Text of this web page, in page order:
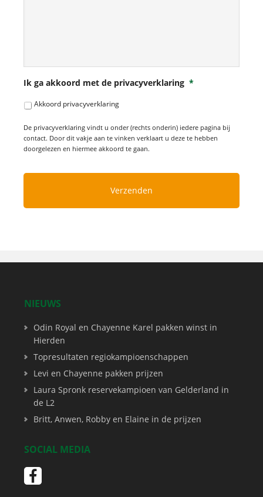
Ik ga akkoord met de privacyverklaring *
Akkoord privacyverklaring
De privacyverklaring vindt u onder (rechts onderin) iedere pagina bij
contact. Door dit vakje aan te vinken verklaart u deze te hebben
doorgelezen en hiermee akkoord te gaan.
NIEUWS
Odin Royal en Chayenne Karel pakken winst in
Hierden
Topresultaten regiokampioenschappen
Levi en Chayenne pakken prijzen
Laura Spronk reservekampioen van Gelderland in
de L2
Britt, Anwen, Robby en Elaine in de prijzen
SOCIAL MEDIA